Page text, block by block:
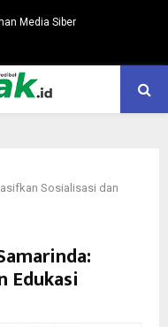
Media Siber
Sosialisasi dan
Edukasi